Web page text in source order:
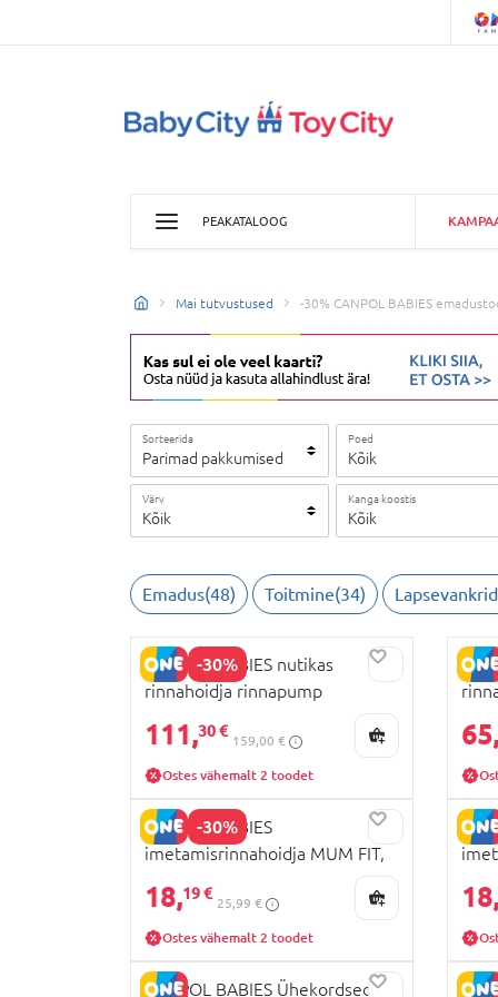
PEAKATALOOG
Mai tutvustused -30% CANPOL BABIES
Sorteerida
Parimad pakkumised
Poed
Kõik
Värv
Kõik
Kanga koostis
Kõik
Emadus(48) Toitmine(34)
-30%
CANPOL BABIES nutikas
rinnahoidja rinnapump
SMARTSENSE DOUBLE, 20/116
111,30 €
159,00 €
Ostes vähemalt 2 toodet
65,
-30%
CANPOL BABIES
imetamisrinnahoidja MUM FIT,
18,19 €
25,99 €
Ostes vähemalt 2 toodet
18,
CANPOL BABIES Ühekordsed